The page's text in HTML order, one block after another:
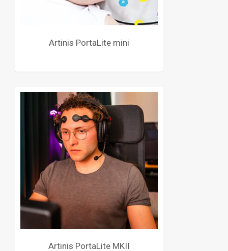
Artinis PortaLite mini
Artinis PortaLite MKII